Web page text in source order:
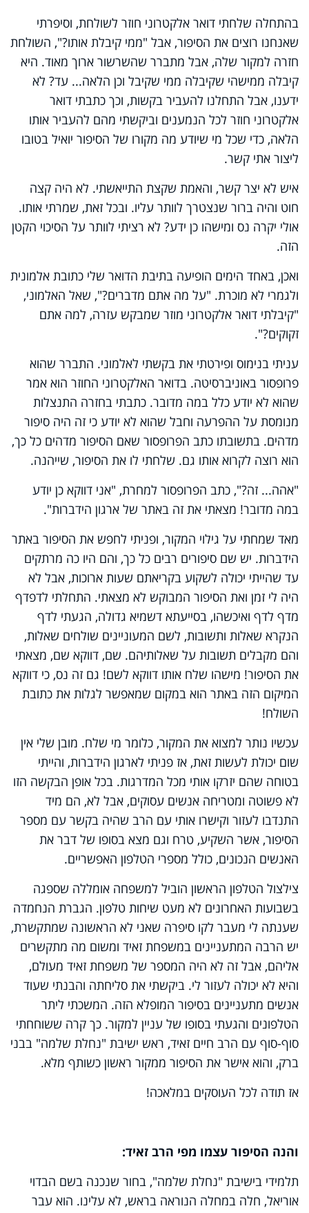
בהתחלה שלחתי דואר אלקטרוני חוזר לשולחת, וסיפרתי
שאנחנו רוצים את הסיפור, אבל "ממי קיבלת אותו?", השולחת
חזרה למקור שלה, אבל מתברר שהשרשור ארוך מאוד. היא
קיבלה ממישהי שקיבלה ממי שקיבל וכן הלאה... עד? לא
ידענו, אבל התחלנו להעביר בקשות, וכך כתבתי דואר
אלקטרוני חוזר לכל הנמענים וביקשתי מהם להעביר אותו
הלאה, כדי שכל מי שיודע מה מקורו של הסיפור יואיל בטובו
ליצור אתי קשר.
איש לא יצר קשר, והאמת שקצת התייאשתי. לא היה קצה
חוט והיה ברור שנצטרך לוותר עליו. ובכל זאת, שמרתי אותו.
אולי יקרה נס ומישהו כן ידע? לא רציתי לוותר על הסיכוי הקטן
הזה.
ואכן, באחד הימים הופיעה בתיבת הדואר שלי כתובת אלמונית
ולגמרי לא מוכרת. "על מה אתם מדברים?", שאל האלמוני,
"קיבלתי דואר אלקטרוני מוזר שמבקש עזרה, למה אתם
זקוקים?".
עניתי בנימוס ופירטתי את בקשתי לאלמוני. התברר שהוא
פרופסור באוניברסיטה. בדואר האלקטרוני החוזר הוא אמר
שהוא לא יודע כלל במה מדובר. כתבתי בחזרה התנצלות
מנומסת על ההפרעה וחבל שהוא לא יודע כי זה היה סיפור
מדהים. בתשובתו כתב הפרופסור שאם הסיפור מדהים כל כך,
הוא רוצה לקרוא אותו גם. שלחתי לו את הסיפור, שייהנה.
"אהה... זה?", כתב הפרופסור למחרת, "אני דווקא כן יודע
במה מדובר! מצאתי את זה באתר של ארגון הידברות".
מאד שמחתי על גילוי המקור, ופניתי לחפש את הסיפור באתר
הידברות. יש שם סיפורים רבים כל כך, והם היו כה מרתקים
עד שהייתי יכולה לשקוע בקריאתם שעות ארוכות, אבל לא
היה לי זמן ואת הסיפור המבוקש לא מצאתי. התחלתי לדפדף
מדף לדף ואיכשהו, בסייעתא דשמיא גדולה, הגעתי לדף
הנקרא שאלות ותשובות, לשם המעוניינים שולחים שאלות,
והם מקבלים תשובות על שאלותיהם. שם, דווקא שם, מצאתי
את הסיפור! מישהו שלח אותו דווקא לשם! גם זה נס, כי דווקא
המיקום הזה באתר הוא במקום שמאפשר לגלות את כתובת
השולח!
עכשיו נותר למצוא את המקור, כלומר מי שלח. מובן שלי אין
שום יכולת לעשות זאת, אז פניתי לארגון הידברות, והייתי
בטוחה שהם יזרקו אותי מכל המדרגות. בכל אופן הבקשה הזו
לא פשוטה ומטריחה אנשים עסוקים, אבל לא, הם מיד
התנדבו לעזור וקישרו אותי עם הרב שהיה בקשר עם מספר
הסיפור, אשר השקיע, טרח וגם מצא בסופו של דבר את
האנשים הנכונים, כולל מספרי הטלפון האפשריים.
צילצול הטלפון הראשון הוביל למשפחה אומללה שספגה
בשבועות האחרונים לא מעט שיחות טלפון. הגברת הנחמדה
שענתה לי מעבר לקו סיפרה שאני לא הראשונה שמתקשרת,
יש הרבה המתעניינים במשפחת זאיד ומשום מה מתקשרים
אליהם, אבל זה לא היה המספר של משפחת זאיד מעולם,
והיא לא יכולה לעזור לי. ביקשתי את סליחתה והבנתי שעוד
אנשים מתעניינים בסיפור המופלא הזה. המשכתי ליתר
הטלפונים והגעתי בסופו של עניין למקור. כך קרה ששוחחתי
סוף-סוף עם הרב חיים זאיד, ראש ישיבת "נחלת שלמה" בבני
ברק, והוא אישר את הסיפור ממקור ראשון כשותף מלא.
אז תודה לכל העוסקים במלאכה!
והנה הסיפור עצמו מפי הרב זאיד:
תלמידי בישיבת "נחלת שלמה", בחור שנכנה בשם הבדוי
אוריאל, חלה במחלה הנוראה בראש, לא עלינו. הוא עבר